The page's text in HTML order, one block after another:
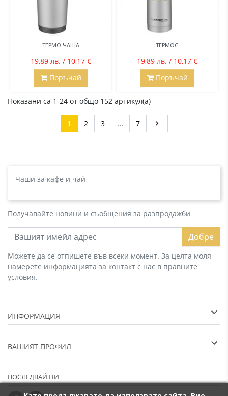
ТЕРМО ЧАША
19,89 лв. / 10,17 €
Поръчай
ТЕРМОС
19,89 лв. / 10,17 €
Поръчай
Показани са 1-24 от общо 152 артикул(а)
1 2 3 … 7 Напред

Чаши за кафе и чай
Получавайте новини и съобщения за разпродажби
Добре
Можете да се отпишете във всеки момент. За целта моля
намерете информацията за контакт с нас в правните
условия.
ИНФОРМАЦИЯ
ВАШИЯТ ПРОФИЛ
ПОСЛЕДВАЙ НИ